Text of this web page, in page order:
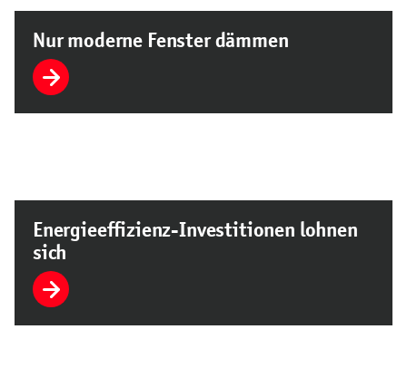
Nur moderne Fenster dämmen
Energieeffizienz-Investitionen lohnen
sich